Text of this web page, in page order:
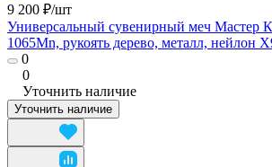
9 200 ₽/шт
Универсальный сувенирный меч Мастер
1065Mn, рукоять дерево, металл, нейлон
0
0
Уточнить наличие
Уточнить наличие